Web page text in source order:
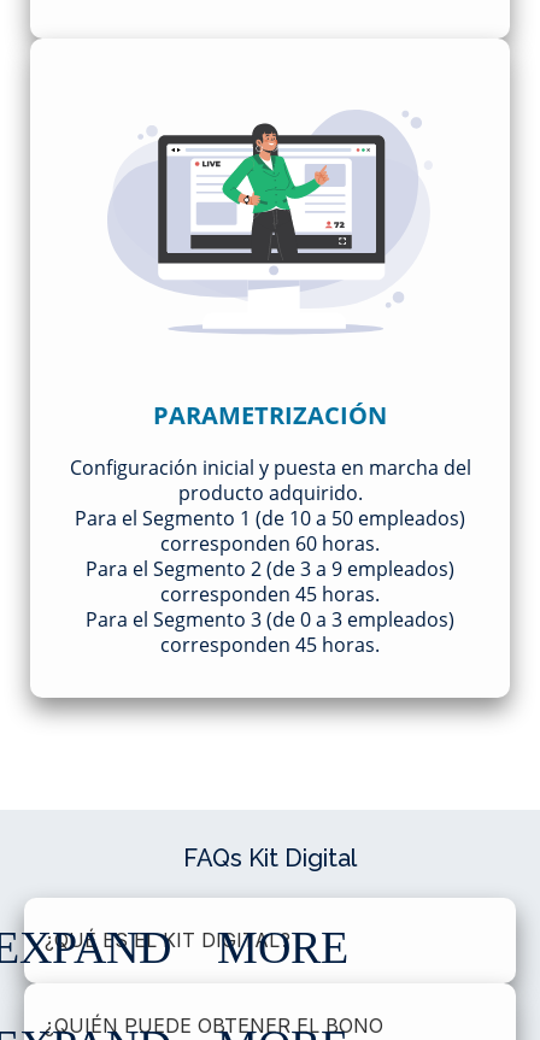
PARAMETRIZACIÓN
Configuración inicial y puesta en marcha del
producto adquirido.
Para el Segmento 1 (de 10 a 50 empleados)
corresponden 60 horas.
Para el Segmento 2 (de 3 a 9 empleados)
corresponden 45 horas.
Para el Segmento 3 (de 0 a 3 empleados)
corresponden 45 horas.
FAQs Kit Digital
¿QUÉ ES EL KIT DIGITAL?
¿QUIÉN PUEDE OBTENER EL BONO